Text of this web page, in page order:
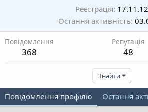
Реєстрація 17.11.12
Остання активність
Повідомлення
368
Репутація
48
Знайти
Повідомлення профілю Остання